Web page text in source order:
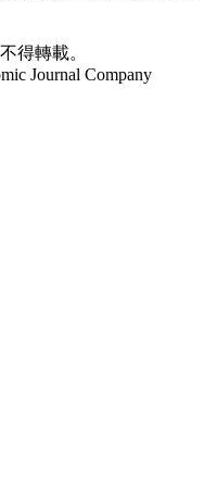
得轉載。
Journal Company